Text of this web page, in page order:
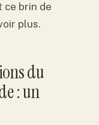
ce brin de
plus.
du
: un